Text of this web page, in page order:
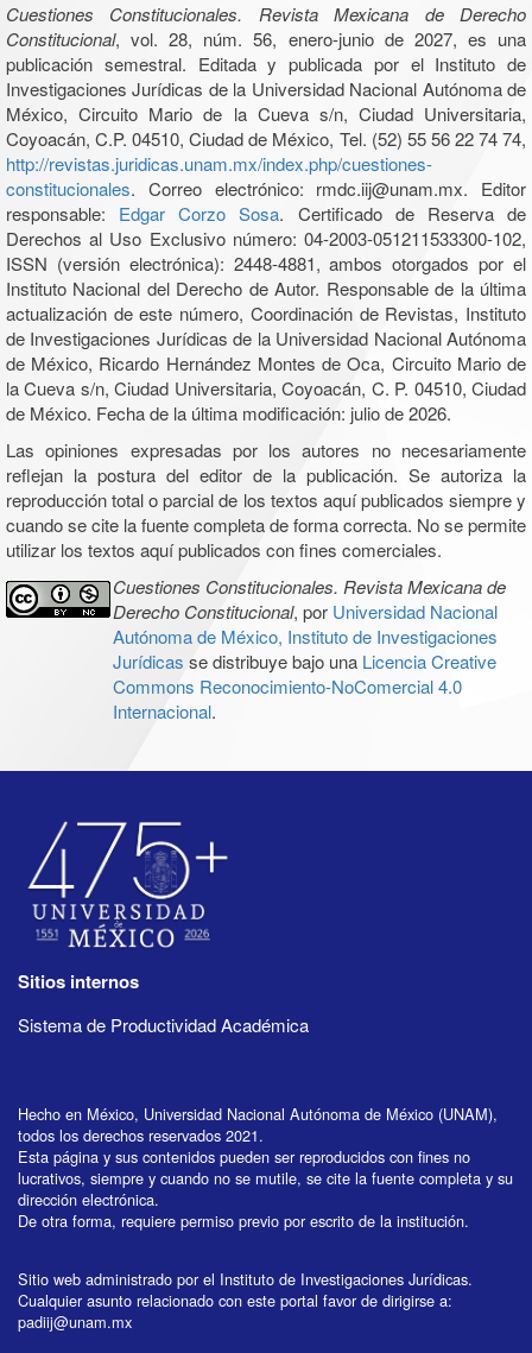
Cuestiones Constitucionales. Revista Mexicana de Derecho
Constitucional, vol. 28, núm. 56, enero-junio de 2027, es una
publicación semestral. Editada y publicada por el Instituto de
Investigaciones Jurídicas de la Universidad Nacional Autónoma de
México, Circuito Mario de la Cueva s/n, Ciudad Universitaria,
Coyoacán, C.P. 04510, Ciudad de México, Tel. (52) 55 56 22 74 74,
http://revistas.juridicas.unam.mx/index.php/cuestiones-
constitucionales. Correo electrónico: rmdc.iij@unam.mx. Editor
responsable: Edgar Corzo Sosa. Certificado de Reserva de
Derechos al Uso Exclusivo número: 04-2003-051211533300-102,
ISSN (versión electrónica): 2448-4881, ambos otorgados por el
Instituto Nacional del Derecho de Autor. Responsable de la última
actualización de este número, Coordinación de Revistas, Instituto
de Investigaciones Jurídicas de la Universidad Nacional Autónoma
de México, Ricardo Hernández Montes de Oca, Circuito Mario de
la Cueva s/n, Ciudad Universitaria, Coyoacán, C. P. 04510, Ciudad
de México. Fecha de la última modificación: julio de 2026.
Las opiniones expresadas por los autores no necesariamente
reflejan la postura del editor de la publicación. Se autoriza la
reproducción total o parcial de los textos aquí publicados siempre y
cuando se cite la fuente completa de forma correcta. No se permite
utilizar los textos aquí publicados con fines comerciales.
Cuestiones Constitucionales. Revista Mexicana de
Derecho Constitucional, por Universidad Nacional
Autónoma de México, Instituto de Investigaciones
Jurídicas se distribuye bajo una Licencia Creative
Commons Reconocimiento-NoComercial 4.0
Internacional.
Sitios internos
Sistema de Productividad Académica
Hecho en México, Universidad Nacional Autónoma de México (UNAM),
todos los derechos reservados 2021.
Esta página y sus contenidos pueden ser reproducidos con fines no
lucrativos, siempre y cuando no se mutile, se cite la fuente completa y su
dirección electrónica.
De otra forma, requiere permiso previo por escrito de la institución.
Sitio web administrado por el Instituto de Investigaciones Jurídicas.
Cualquier asunto relacionado con este portal favor de dirigirse a:
padiij@unam.mx